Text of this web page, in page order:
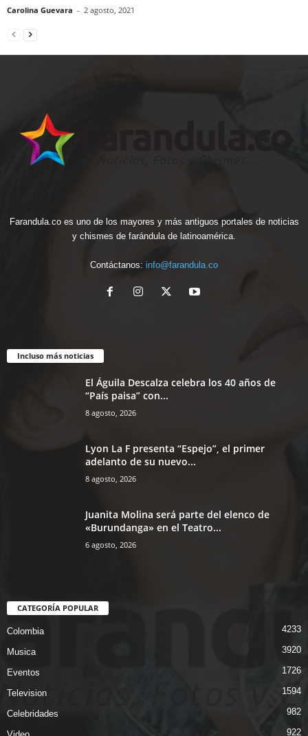
Carolina Guevara - 2 agosto, 2021
Farandula.co es uno de los mayores y más antiguos portales de noticias
y chismes de farándula de latinoamérica.
Contáctanos: info@farandula.co
Incluso más noticias
El Águila Descalza celebra los 40 años de
“País paisa” con...
8 agosto, 2026
Lyon La F presenta “Espejo”, el primer
adelanto de su nuevo...
8 agosto, 2026
Juanita Molina será parte del elenco de
«Burundanga» en el Teatro...
6 agosto, 2026
CATEGORÍA POPULAR
Colombia 4233
Musica 3920
Eventos 1726
Television 1594
Celebridades 982
922